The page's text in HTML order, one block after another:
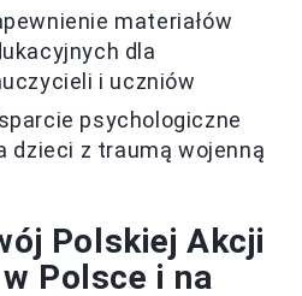
materiałów
dla
i uczniów
psychologiczne
dzieci z traumą wojenną
Polskiej Akcji
Polsce i na